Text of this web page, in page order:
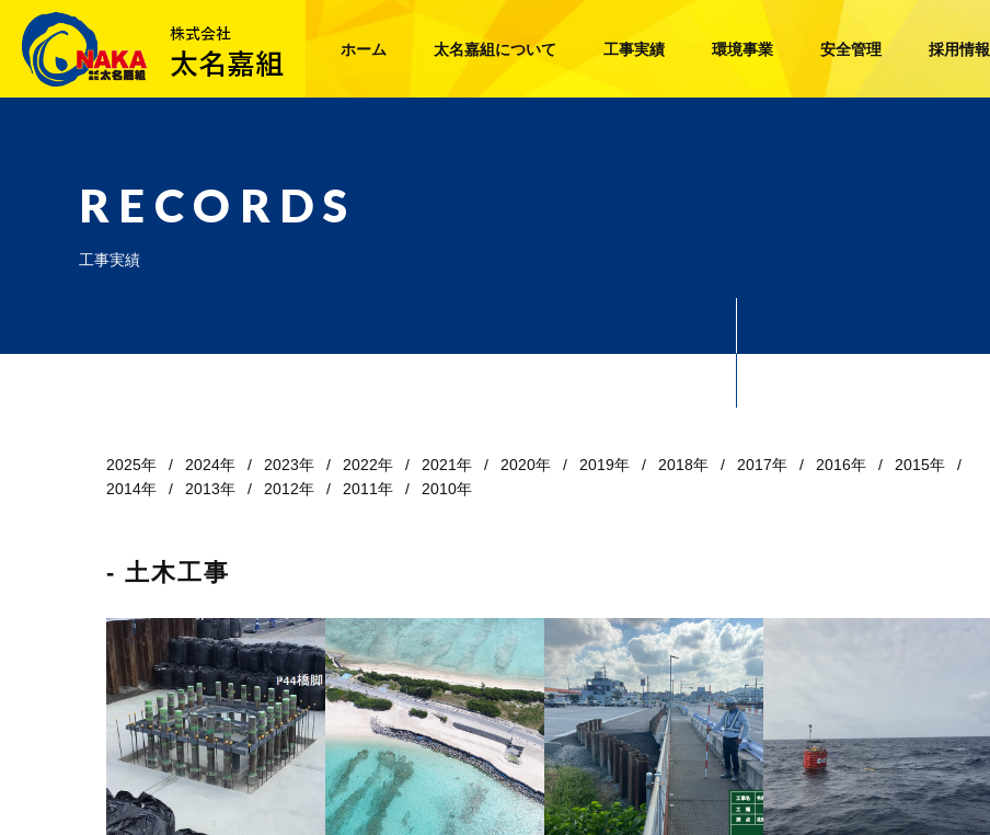
ホーム 太名嘉組について 工事実績 環境事業 安全管理 採用情報
RECORDS
工事実績
2025年 2024年 2023年 2022年 2021年 2020年 2019年 2018年 2017年 2016年
2015年
2014年
2013年 2012年 2011年 2010年
- 土木工事